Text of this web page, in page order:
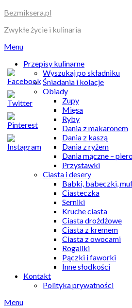
Skip
content
Bezmiksera.pl
Zwykłe życie i kulinaria
Menu
Przepisy kulinarne
Wyszukaj po składniku
Śniadania i kolacje
Obiady
Zupy
Mięsa
Ryby
Dania z makaronem
Dania z kaszą
Dania z ryżem
Dania mączne –
Przystawki
Ciasta i desery
Babki, babeczki,
Ciasteczka
Serniki
Kruche ciasta
Ciasta drożdżowe
Ciasta z kremem
Ciasta z owocami
Rogaliki
Pączki i faworki
Inne słodkości
Kontakt
Polityka prywatności
Menu